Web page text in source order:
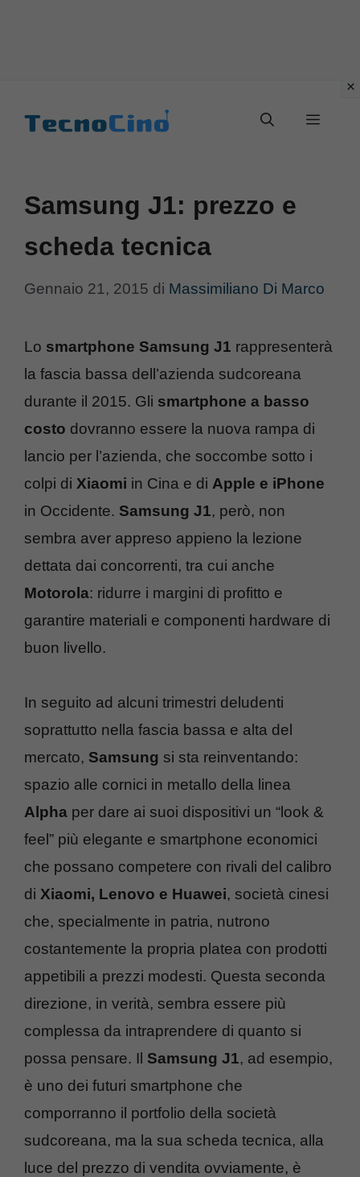
Menu
Samsung J1: prezzo e
scheda tecnica
Gennaio 21, 2015 di Massimiliano Di Marco
Lo smartphone Samsung J1 rappresenterà
la fascia bassa dell’azienda sudcoreana
durante il 2015. Gli smartphone a basso
costo dovranno essere la nuova rampa di
lancio per l’azienda, che soccombe sotto i
colpi di Xiaomi in Cina e di Apple e iPhone
in Occidente. Samsung J1, però, non
sembra aver appreso appieno la lezione
dettata dai concorrenti, tra cui anche
Motorola: ridurre i margini di profitto e
garantire materiali e componenti hardware di
buon livello.
In seguito ad alcuni trimestri deludenti
soprattutto nella fascia bassa e alta del
mercato, Samsung si sta reinventando:
spazio alle cornici in metallo della linea
Alpha per dare ai suoi dispositivi un “look &
feel” più elegante e smartphone economici
che possano competere con rivali del calibro
di Xiaomi, Lenovo e Huawei, società cinesi
che, specialmente in patria, nutrono
costantemente la propria platea con prodotti
appetibili a prezzi modesti. Questa seconda
direzione, in verità, sembra essere più
complessa da intraprendere di quanto si
possa pensare. Il Samsung J1, ad esempio,
è uno dei futuri smartphone che
comporranno il portfolio della società
sudcoreana, ma la sua scheda tecnica, alla
luce del prezzo di vendita ovviamente, è